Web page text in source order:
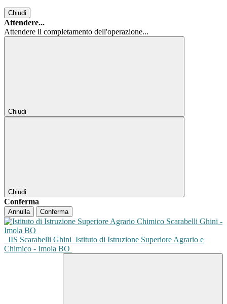
Chiudi
Attendere...
Attendere il completamento dell'operazione...
Chiudi
Chiudi
Conferma
Annulla Conferma
IIS Scarabelli Ghini Istituto di Istruzione Superiore Agrario e
Chimico - Imola BO